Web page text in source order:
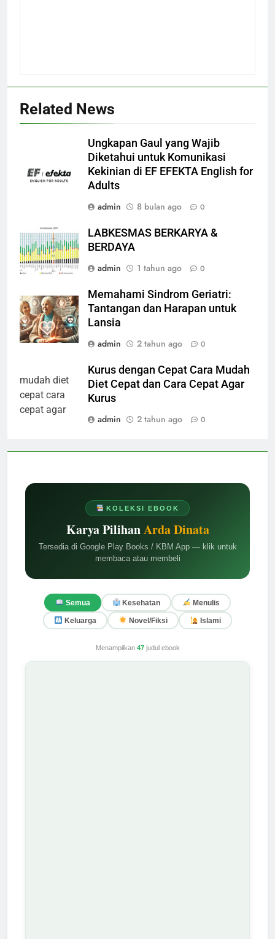
KOLEKSI EBOOK
Karya PilihanArda Dinata
Tersedia di Google Play Books / KBM App — klik untuk
membaca atau membeli
Semua Kesehatan Menulis
Keluarga Novel/Fiksi Islami
Menampilkan 47judul ebook
Related News
Ungkapan Gaul yang Wajib
Diketahui untuk Komunikasi
Kekinian di EF EFEKTA English for
Adults
admin
8 bulan ago 0
LABKESMAS BERKARYA &
BERDAYA
admin
1 tahun ago 0
Memahami Sindrom Geriatri:
Tantangan dan Harapan untuk
Lansia
admin
2 tahun ago 0
Kurus dengan Cepat Cara Mudah
Diet Cepat dan Cara Cepat Agar
Kurus
admin
2 tahun ago 0